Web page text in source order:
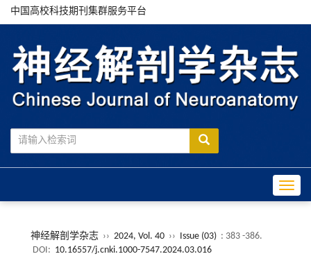
中国高校科技期刊集群服务平台
神经解剖学杂志 ›› 2024, Vol. 40 ›› Issue (03) : 383 -386.
DOI: 10.16557/j.cnki.1000-7547.2024.03.016